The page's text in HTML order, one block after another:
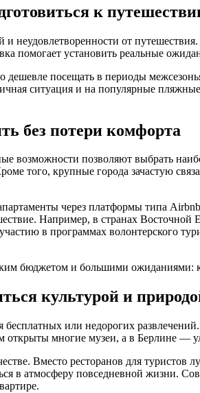
к
неудовлетворенности от
помогает установить реальные
посещать в периоды
ситуация и на популярные
без потери комфорта
позволяют выбрать
того, крупные города зачастую
через платформы типа
Например, в странах Восточной
в программах волонтерского
культурой и
или недорогих
многие музеи, а в Берлине —
Вместо ресторанов для
в атмосферу повседневной жизни.